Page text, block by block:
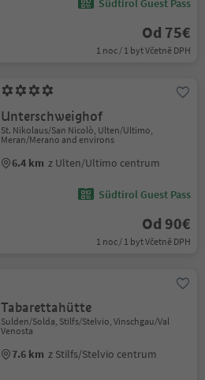
Südtirol Guest Pass
Od 75€
1 noc / 1 byt Včetně DPH
Unterschweighof
St. Nikolaus/San Nicolò, Ulten/Ultimo,
Meran/Merano and environs
6.4 km z Ulten/Ultimo centrum
Südtirol Guest Pass
Od 90€
1 noc / 1 byt Včetně DPH
Tabarettahütte
Sulden/Solda, Stilfs/Stelvio, Vinschgau/Val
Venosta
7.6 km z Stilfs/Stelvio centrum